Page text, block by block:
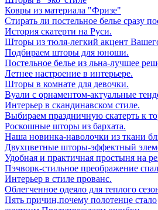
Ковры из материала "Фризе"
Стирать ли постельное белье сразу
История скатерти на Руси.
Шторы из тюля-легкий акцент
Подбираем шторы для юноши.
Постельное белье из льна-лучшее
Летнее настроение в интерьере.
Шторы в комнате для девочки.
Вуали с орнаментом-актуальные
Интерьер в скандинавском стиле.
Выбираем праздничную скатерть к
Роскошные шторы из бархата.
Наша новинка-наволочки из ткани
Двухцветные шторы-эффектный
Удобная и практичная простыня на
Пэчворк-стильное преображение
Интерьер в стиле прованс.
Облегченное одеяло для теплого
Пять причин,почему полотенце стало